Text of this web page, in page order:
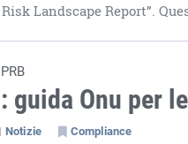
Landscape Report”.
Onu per
Notizie Compliance